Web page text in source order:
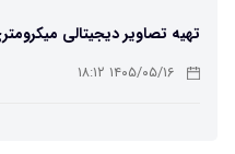
تهیه تصاویر دیجیتالی
صنعتی۱۴۰۵/۰۵/۱۶ ۱۸:۱۲